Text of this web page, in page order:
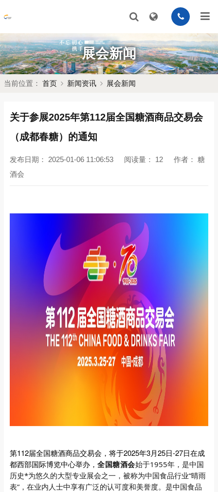
展会新闻
当前位置： 首页 新闻资讯 展会新闻
关于参展2025年第112届全国糖酒商品交易会
（成都春糖）的通知
发布日期： 2025-01-06 11:06:53 阅读量： 12 作者： 糖
酒会
第112届全国糖酒商品交易会，将于2025年3月25日-27日在成
都西部国际博览中心举办， 全国糖酒会始于1955年，是中国
历史*为悠久的大型专业展会之一，被称为中国食品行业“晴雨
表”，在业内人士中享有广泛的认可度和美誉度。是中国食品